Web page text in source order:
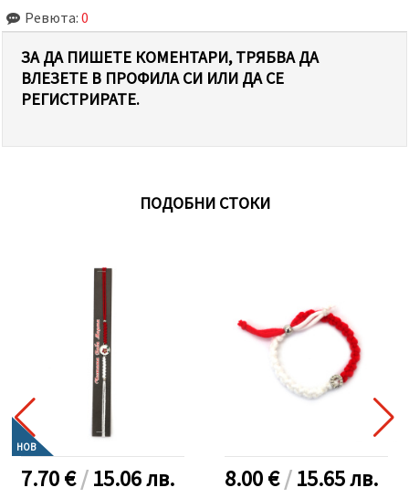
Ревюта: 0
ЗА ДА ПИШЕТЕ КОМЕНТАРИ, ТРЯБВА ДА
ВЛЕЗЕТЕ В ПРОФИЛА СИ ИЛИ ДА СЕ
РЕГИСТРИРАТЕ.
ПОДОБНИ СТОКИ
НОВ
7.70 €/15.06лв. 8.00 €/15.65лв.